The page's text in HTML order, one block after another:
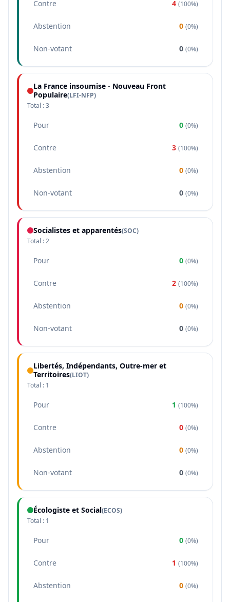
Contre 4 (100%)
Abstention 0 (0%)
Non-votant 0 (0%)
La France insoumise - Nouveau Front
Populaire(LFI-NFP)
Total :3
Pour 0 (0%)
Contre 3 (100%)
Abstention 0 (0%)
Non-votant 0 (0%)
Socialistes et apparentés(SOC)
Total :2
Pour 0 (0%)
Contre 2 (100%)
Abstention 0 (0%)
Non-votant 0 (0%)
Libertés, Indépendants, Outre-mer et
Territoires(LIOT)
Total : 1
Pour 1 (100%)
Contre 0 (0%)
Abstention 0 (0%)
Non-votant 0 (0%)
Écologiste et Social(ECOS)
Total : 1
Pour 0 (0%)
Contre 1 (100%)
Abstention 0 (0%)